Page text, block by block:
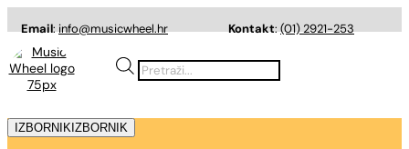
Email:info@musicwheel.hr Kontakt:(01) 2921-253
Products
search
IZBORNIK IZBORNIK